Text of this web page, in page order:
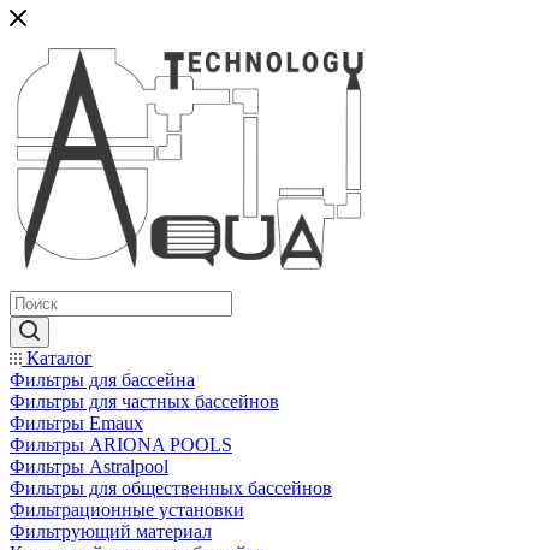
Каталог
Фильтры для бассейна
Фильтры для частных бассейнов
Фильтры Emaux
Фильтры ARIONA POOLS
Фильтры Astralpool
Фильтры для общественных бассейнов
Фильтрационные установки
Фильтрующий материал